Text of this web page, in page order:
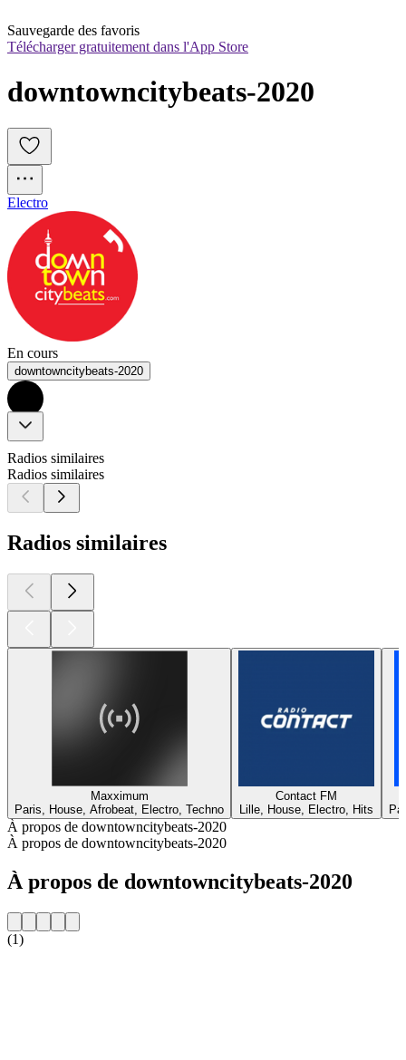
Sauvegarde des favoris
Télécharger gratuitement dans l'App Store
downtowncitybeats-2020
Electro
En cours
downtowncitybeats-2020
Radios similaires
Radios similaires
Radios similaires
Maxximum
Paris, House, Afrobeat, Electro, Techno
Contact FM
Lille, House, Electro, Hits
À propos de downtowncitybeats-2020
À propos de downtowncitybeats-2020
À propos de downtowncitybeats-2020
(1)